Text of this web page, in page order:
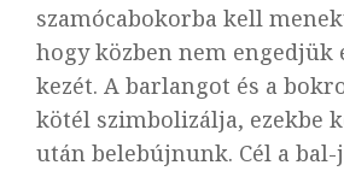
szamócabokorba kell
hogy közben nem engedjük
kezét. A barlangot és a
kötél szimbolizálja, ezekbe
után belebújnunk. Cél a